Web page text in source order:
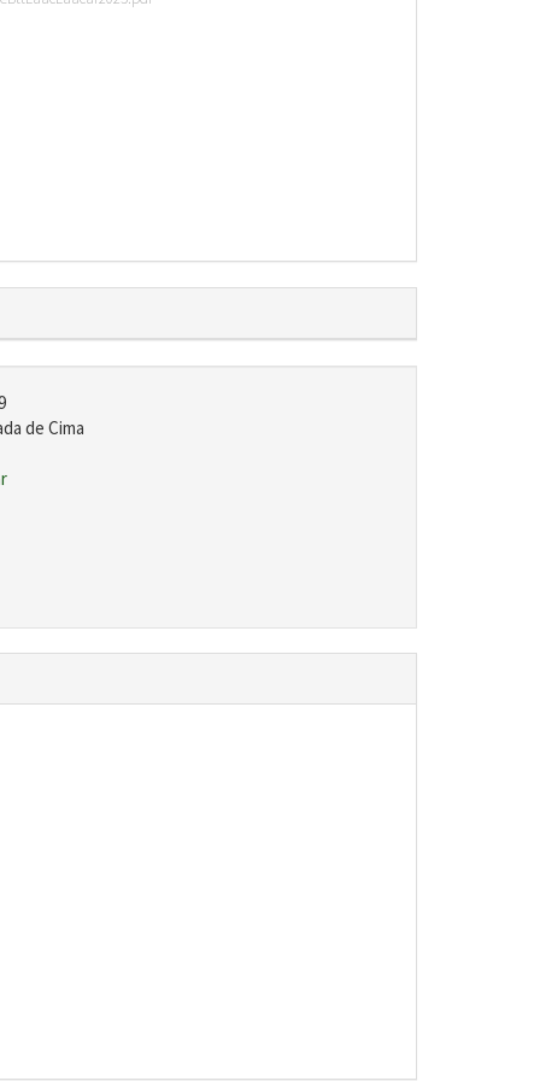
de Cima